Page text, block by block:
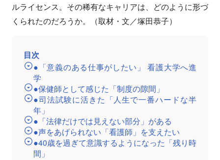
ルライセンス。その稀有なキャリアは、どのように形づ
くられたのだろうか。（取材・文／塚田恭子）
目次
●「意義のある仕事がしたい」 看護大学へ進
学
●保健師として感じた「制度の隙間」
●司法試験に活きた「人生で一番ハードな半
年」
●「法律だけでは見えない部分」がある
●声をあげられない「看護師」を支えたい
●40歳を過ぎて意識するようになった「残り時
間」